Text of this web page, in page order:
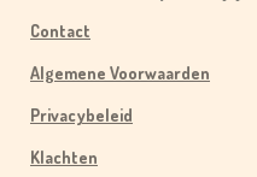
Contact
Algemene Voorwaarden
Privacybeleid
Klachten